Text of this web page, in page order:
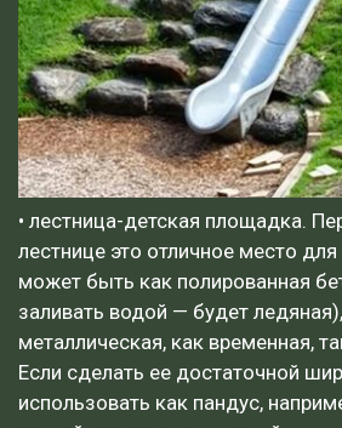
• лестница-детская площадка.
лестнице это отличное место
может быть как полированная
заливать водой — будет
металлическая, как временная,
Если сделать ее достаточной
использовать как пандус,